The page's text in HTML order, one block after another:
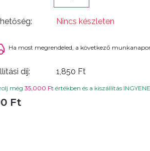
Nincs készleten
Ha most megrendeled, a következő
díj: 1,850 Ft
még 35,000 Ft értékben és a kiszállítás
Ft